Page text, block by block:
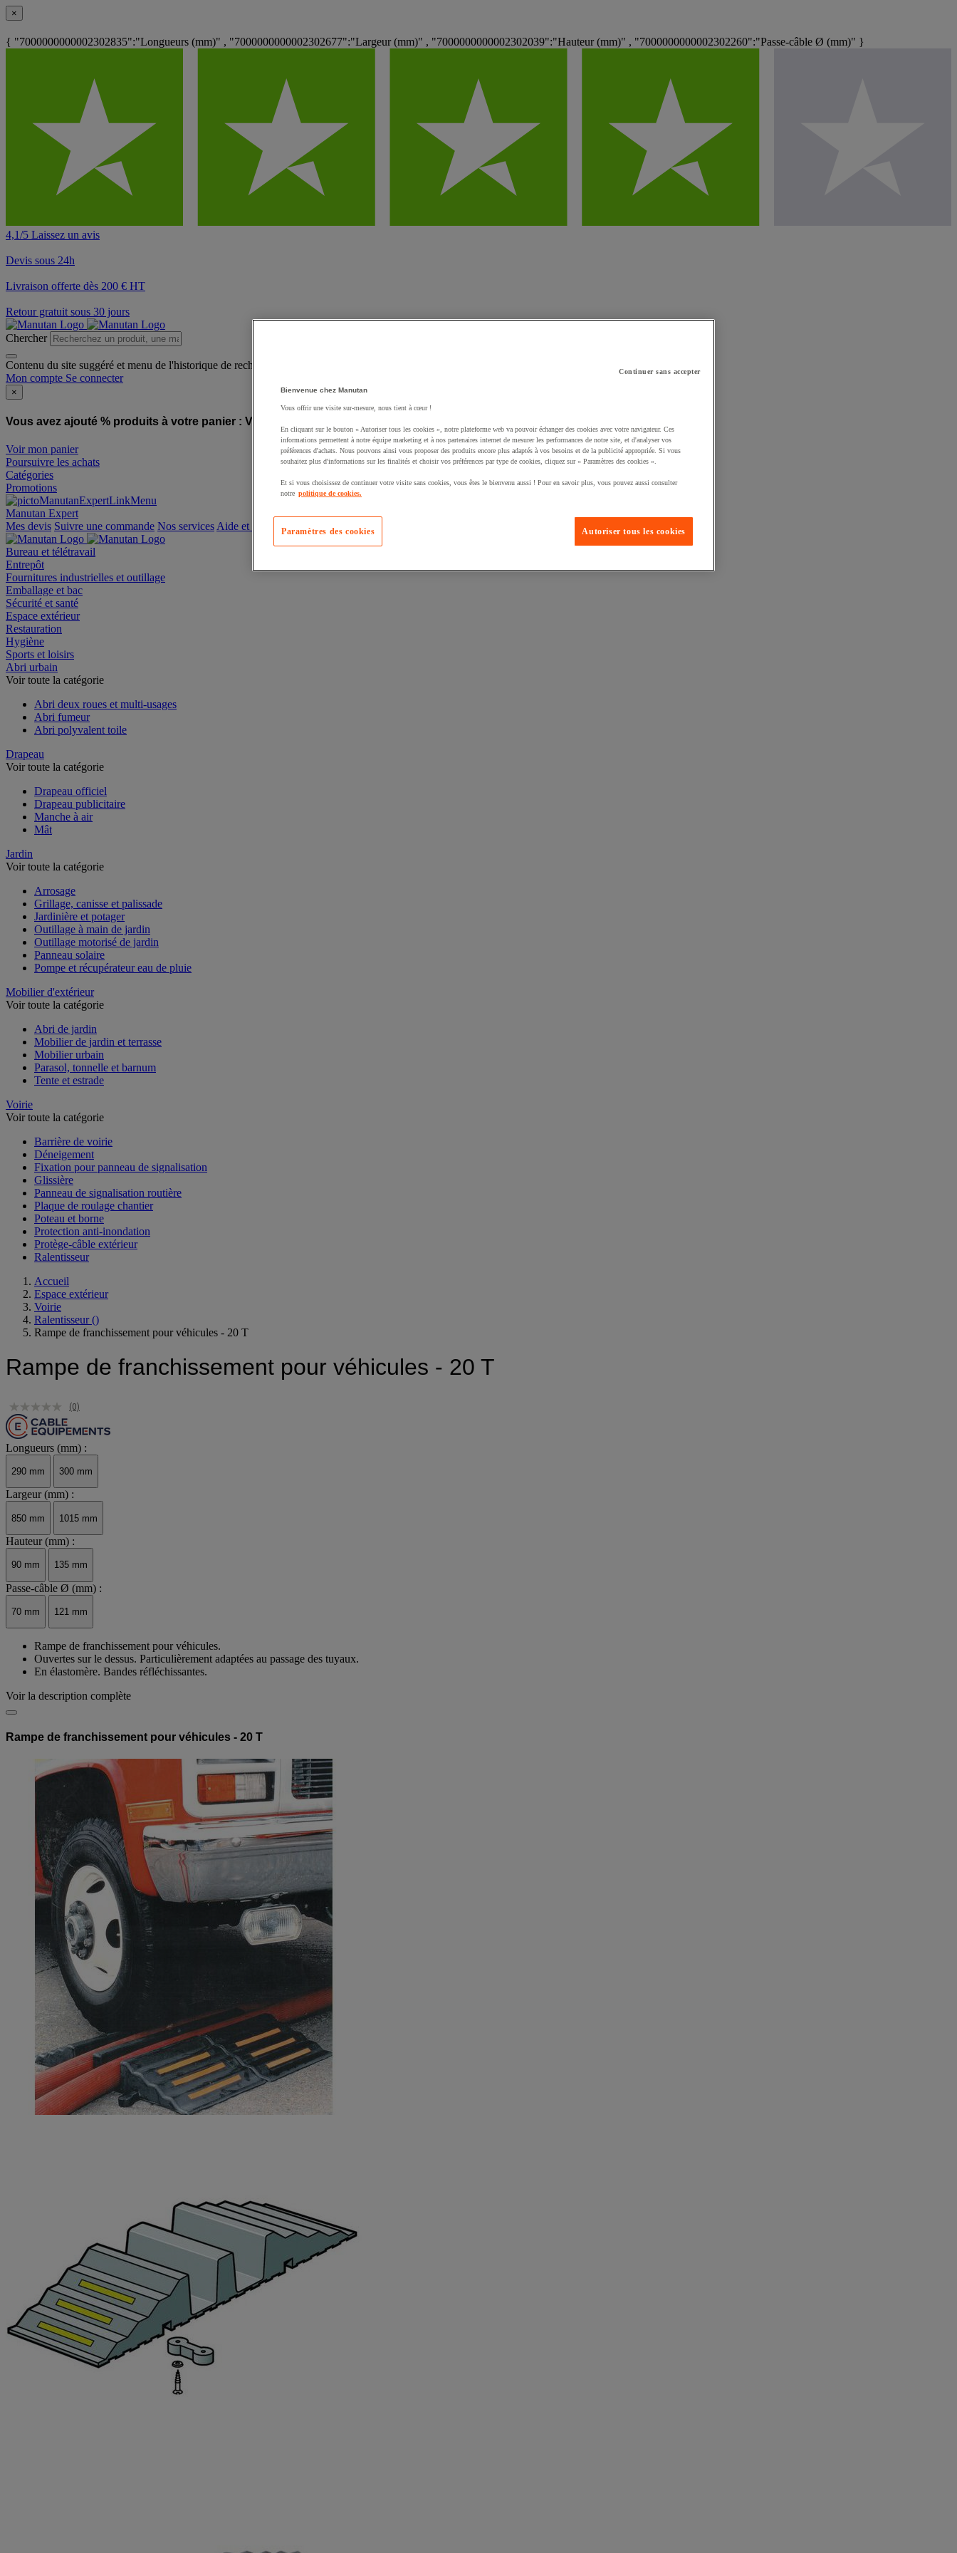
×
{ "7000000000002302835":"Longueurs (mm)" , "7000000000002302677":"Largeur (mm)" , "7000000000002302039":"Hauteur (mm)" , "7000000000002302260":"Passe-câble Ø (mm)" }
4,1/5 Laissez un avis
Devis sous 24h
Livraison offerte dès 200 € HT
Retour gratuit sous 30 jours
Chercher
Contenu du site suggéré et menu de l'historique de recherche
Mon compte Se connecter
×
Vous avez ajouté % produits à votre panier : Vous avez ajouté un produit à votre panier :
Voir mon panier
Poursuivre les achats
Catégories
Promotions
Manutan Expert
offre reconditionnée
Mes devis Suivre une commande Nos services Aide et contact
Bureau et télétravail
Entrepôt
Fournitures industrielles et outillage
Emballage et bac
Sécurité et santé
Espace extérieur
Restauration
Hygiène
Sports et loisirs
Abri urbain
Abri deux roues et multi-usages
Abri fumeur
Drapeau
Drapeau officiel
Drapeau publicitaire
Manche à air
Jardin
Arrosage
Grillage, canisse et palissade
Jardinière et potager
Outillage à main de jardin
Outillage motorisé de jardin
Panneau solaire
Mobilier d'extérieur
Abri de jardin
Mobilier de jardin et terrasse
Mobilier urbain
Parasol, tonnelle et barnum
Voirie
Barrière de voirie
Déneigement
Fixation pour panneau de signalisation
Glissière
Panneau de signalisation routière
Plaque de roulage chantier
Poteau et borne
Protection anti-inondation
Protège-câble extérieur
Accueil
Espace extérieur
Voirie
Ralentisseur ()
Rampe de franchissement pour véhicules - 20 T
Longueurs (mm) :
Largeur (mm) :
Hauteur (mm) :
Passe-câble Ø (mm) :
Rampe de franchissement pour véhicules.
Ouvertes sur le dessus. Particulièrement adaptées au passage des tuyaux.
Continuer sans accepter
Bienvenue chez Manutan
Vous offrir une visite sur-mesure, nous tient à cœur !
En cliquant sur le bouton « Autoriser tous les cookies », notre plateforme web va pouvoir échanger des cookies avec votre navigateur. Ces
informations permettent à notre équipe marketing et à nos partenaires internet de mesurer les performances de notre site, et d'analyser vos
préférences d'achats. Nous pouvons ainsi vous proposer des produits encore plus adaptés à vos besoins et de la publicité appropriée. Si vous
souhaitez plus d'informations sur les finalités et choisir vos préférences par type de cookies, cliquez sur « Paramètres des cookies ».
Et si vous choisissez de continuer votre visite sans cookies, vous êtes le bienvenu aussi ! Pour en savoir plus, vous pouvez aussi consulter
notre politique de cookies.
Autoriser tous les cookies
Paramètres des cookies